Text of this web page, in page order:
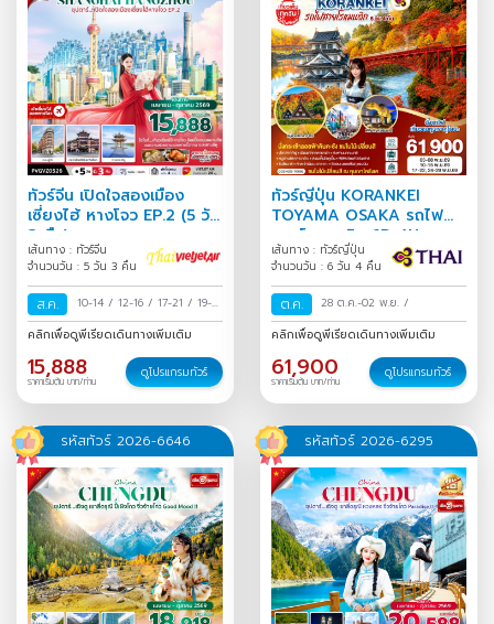
ทัวร์จีน เปิดใจสองเมือง
เซี่ยงไฮ้ หางโจว EP.2 (5 วัน
3 คืน)
เส้นทาง : ทัวร์จีน
จำนวนวัน : 5 วัน 3 คืน
ส.ค. 10-14 / 12-16 / 17-21 / 19-
23/24-28/26-30/31
ส.ค.-04 ก.ย.
คลิกเพื่อดูพีเรียดเดินทางเพิ่มเติม
15,888
ราคาเริ่มต้น บาท/ท่าน
ดูโปรแกรมทัวร์
ทัวร์ญี่ปุ่น KORANKEI
TOYAMA OSAKA รถไฟ
สายโรแมนติก 6D 4N
เส้นทาง : ทัวร์ญี่ปุ่น
จำนวนวัน : 6 วัน 4 คืน
ต.ค. 28 ต.ค.-02 พ.ย. /
คลิกเพื่อดูพีเรียดเดินทางเพิ่มเติม
61,900
ราคาเริ่มต้น บาท/ท่าน
ดูโปรแกรมทัวร์
รหัสทัวร์ 2026-6646 รหัสทัวร์ 2026-6295